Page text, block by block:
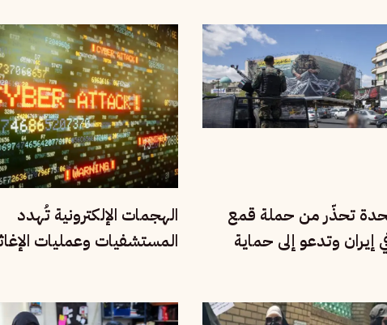
تحذّر من حملة قمع
إيران وتدعو إلى حماية
الهجمات الإلكترونية تُهدد
المستشفيات وعمليات